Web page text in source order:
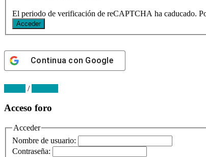
El periodo de verificación de reCAPTCHA ha caducado.
Acceder
Continua con Google
/
Primary
Sidebar
Acceso foro
Acceder
Nombre de usuario:
Contraseña: